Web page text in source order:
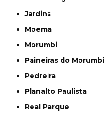
Jardins
Moema
Morumbi
Paineiras do Morumbi
Pedreira
Planalto Paulista
Real Parque